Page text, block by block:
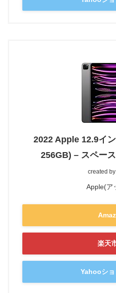
2022 Apple 12.9イ
256GB) – スペー
created by
Apple(ア
楽天
Yahooシ